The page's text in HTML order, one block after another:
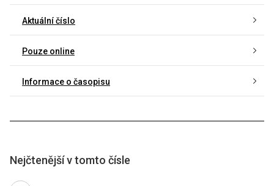
Aktuální číslo
Pouze online
Informace o časopisu
Nejčtenější v tomto čísle